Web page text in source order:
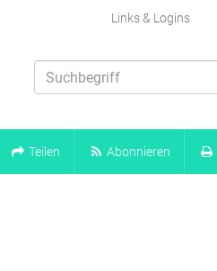
Links & Logins
Teilen Abonnieren